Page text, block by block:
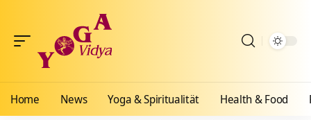
Home News Yoga & Spiritualität Health & Food